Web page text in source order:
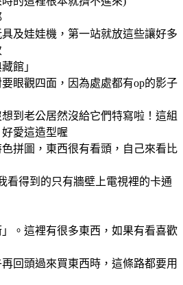
及娃娃機，第一站就放這些讓好多
館」
眼觀四面，因為處處都有op的影子
到老公居然沒給它們特寫啦！這組
愛這造型喔
拼圖，東西很有看頭，自己來看比
看得到的只有牆壁上電視裡的卡通
。這裡有很多東西，如果有看喜歡
回頭過來買東西時，這條路都要用